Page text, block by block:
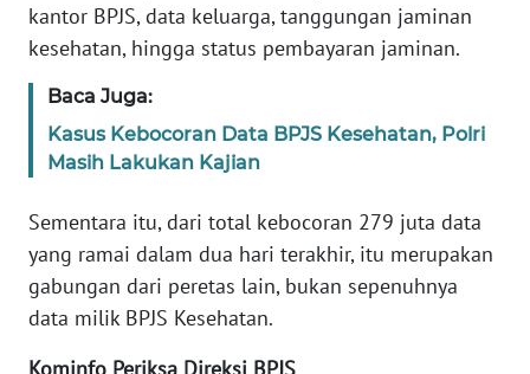
kantor BPJS, data keluarga, tanggungan jaminan
kesehatan, hingga status pembayaran jaminan.
Baca Juga:
Kasus Kebocoran Data BPJS Kesehatan, Polri
Masih Lakukan Kajian
Sementara itu, dari total kebocoran 279 juta data
yang ramai dalam dua hari terakhir, itu merupakan
gabungan dari peretas lain, bukan sepenuhnya
data milik BPJS Kesehatan.
Kominfo Periksa Direksi BPJS
Wahana
News
WN
SUMUT
WN
JABAR